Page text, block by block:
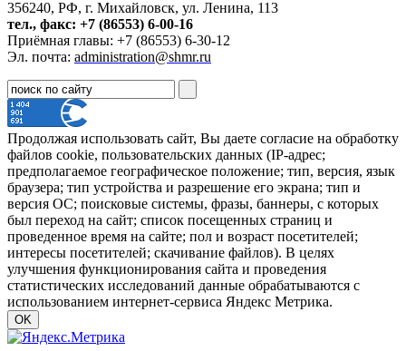
356240, РФ, г. Михайловск, ул. Ленина, 113
тел., факс: +7 (86553) 6-00-16
Приёмная главы: +7 (86553) 6-30-12
Эл. почта: administration@shmr.ru
Продолжая использовать сайт, Вы даете согласие на обработку
файлов cookie, пользовательских данных (IP-адрес;
предполагаемое географическое положение; тип, версия, язык
браузера; тип устройства и разрешение его экрана; тип и
версия ОС; поисковые системы, фразы, баннеры, с которых
был переход на сайт; список посещенных страниц и
проведенное время на сайте; пол и возраст посетителей;
интересы посетителей; скачивание файлов). В целях
улучшения функционирования сайта и проведения
статистических исследований данные обрабатываются с
использованием интернет-сервиса Яндекс Метрика.
OK